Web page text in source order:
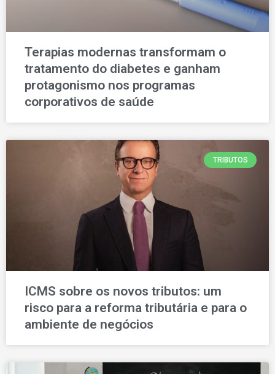
Terapias modernas transformam o
tratamento do diabetes e ganham
protagonismo nos programas
corporativos de saúde
TRIBUTOS
ICMS sobre os novos tributos: um
risco para a reforma tributária e para o
ambiente de negócios